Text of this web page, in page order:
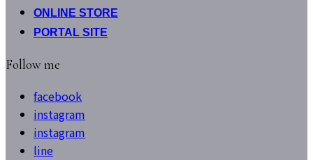
ONLINE STORE
PORTAL SITE
Follow me
facebook
instagram
instagram
line